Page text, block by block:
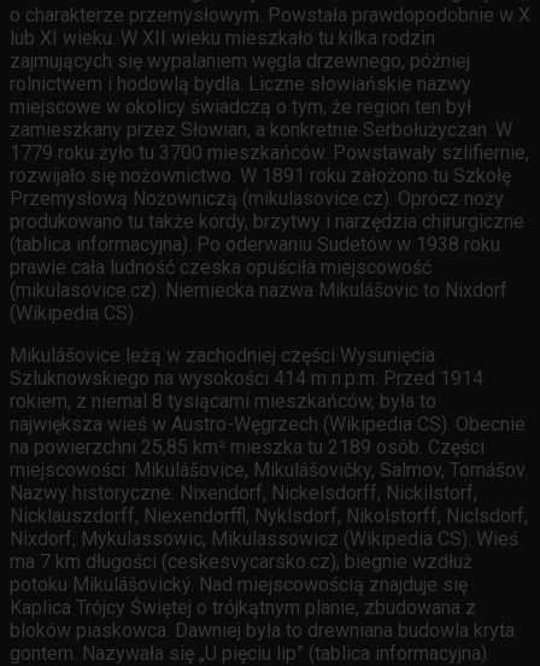
o charakterze przemysłowym. Powstała prawdopodobnie w X
lub XI wieku. W XII wieku mieszkało tu kilka rodzin
zajmujących się wypalaniem węgla drzewnego, później
rolnictwem i hodowlą bydła. Liczne słowiańskie nazwy
miejscowe w okolicy świadczą o tym, że region ten był
zamieszkany przez Słowian, a konkretnie Serbołużyczan. W
1779 roku żyło tu 3700 mieszkańców. Powstawały szlifiernie,
rozwijało się nożownictwo. W 1891 roku założono tu Szkołę
Przemysłową Nożowniczą (mikulasovice.cz). Oprócz noży
produkowano tu także kordy, brzytwy i narzędzia chirurgiczne
(tablica informacyjna). Po oderwaniu Sudetów w 1938 roku
prawie cała ludność czeska opuściła miejscowość
(mikulasovice.cz). Niemiecka nazwa Mikulášovic to Nixdorf
(Wikipedia CS).
Mikulášovice leżą w zachodniej części Wysunięcia
Szluknowskiego na wysokości 414 m n.p.m. Przed 1914
rokiem, z niemal 8 tysiącami mieszkańców, była to
największa wieś w Austro-Węgrzech (Wikipedia CS). Obecnie
na powierzchni 25,85 km² mieszka tu 2189 osób. Części
miejscowości: Mikulášovice, Mikulášovičky, Salmov, Tomášov.
Nazwy historyczne: Nixendorf, Nickelsdorff, Nickilstorf,
Nicklauszdorff, Niexendorffl, Nyklsdorf, Nikolstorff, Niclsdorf,
Nixdorf, Mykulassowic, Mikulassowicz (Wikipedia CS). Wieś
ma 7 km długości (ceskesvycarsko.cz), biegnie wzdłuż
potoku Mikulášovický. Nad miejscowością znajduje się
Kaplica Trójcy Świętej o trójkątnym planie, zbudowana z
bloków piaskowca. Dawniej była to drewniana budowla kryta
gontem. Nazywała się „U pięciu lip” (tablica informacyjna).